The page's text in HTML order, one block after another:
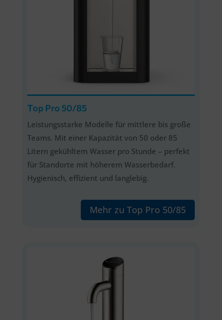
Top Pro 50/85
Leistungsstarke Modelle für mittlere bis große
Teams. Mit einer Kapazität von 50 oder 85
Litern gekühltem Wasser pro Stunde – perfekt
für Standorte mit höherem Wasserbedarf.
Hygienisch, effizient und langlebig.
Mehr zu Top Pro 50/85